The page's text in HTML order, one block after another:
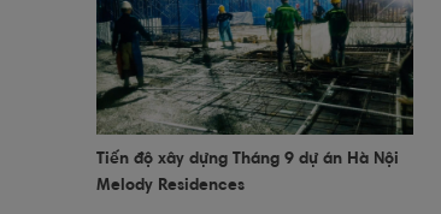
Tiến độ xây dựng Tháng 9 dự án Hà Nội
Melody Residences